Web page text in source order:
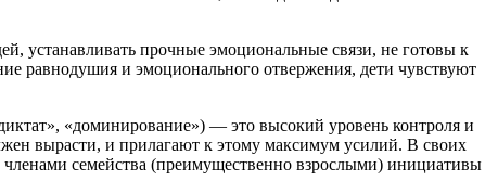
устанавливать прочные эмоциональные связи, не готовы к
равнодушия и эмоционального отвержения, дети чувствуют
«доминирование») — это высокий уровень контроля и
вырасти, и прилагают к этому максимум усилий. В своих
членами семейства (преимущественно взрослыми) инициативы